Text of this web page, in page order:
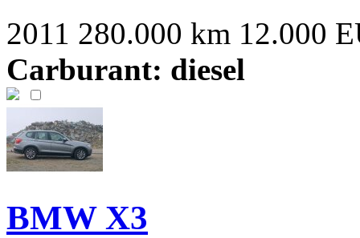
2011 280.000 km 12.000
Carburant: diesel
BMW X3